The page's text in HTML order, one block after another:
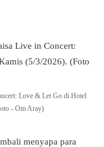
Love & Let Go di Hotel
- Om Aray)
menyapa para